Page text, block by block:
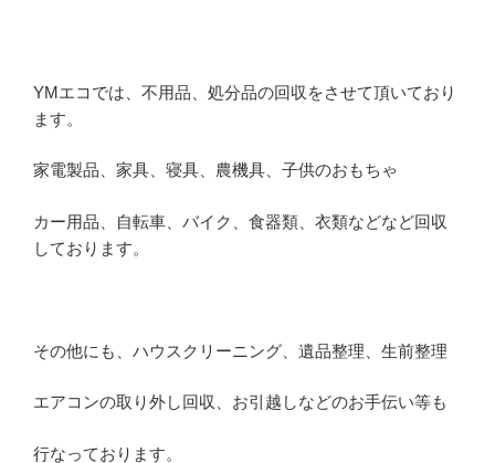
YMエコでは、不用品、処分品の回収をさせて頂いており
ます。
家電製品、家具、寝具、農機具、子供のおもちゃ
カー用品、自転車、バイク、食器類、衣類などなど回収
しております。
その他にも、ハウスクリーニング、遺品整理、生前整理
エアコンの取り外し回収、お引越しなどのお手伝い等も
行なっております。